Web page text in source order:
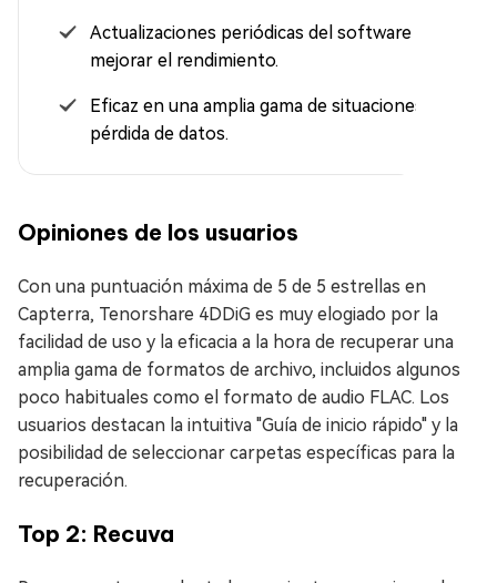
Actualizaciones periódicas del software para
mejorar el rendimiento.
Eficaz en una amplia gama de situaciones de
pérdida de datos.
Opiniones de los usuarios
Con una puntuación máxima de 5 de 5 estrellas en
Capterra, Tenorshare 4DDiG es muy elogiado por la
facilidad de uso y la eficacia a la hora de recuperar una
amplia gama de formatos de archivo, incluidos algunos
poco habituales como el formato de audio FLAC. Los
usuarios destacan la intuitiva "Guía de inicio rápido" y la
posibilidad de seleccionar carpetas específicas para la
recuperación.
Top 2: Recuva